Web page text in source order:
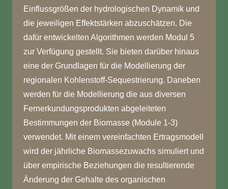
Einflussgrößen der hydrologischen Dynamik und
die jeweiligen Effektstärken abzuschätzen. Die
dafür entwickelten Algorithmen werden Modul 5
zur Verfügung gestellt. Sie bieten darüber hinaus
eine der Grundlagen für die Modellierung der
regionalen Kohlenstoff-Sequestrierung. Daneben
werden für die Modellierung die aus diversen
Fernerkundungsprodukten abgeleiteten
Bestimmungen der Biomasse (Module 1-3)
verwendet. Mit einem vereinfachten Ertragsmodell
wird der jährliche Biomassezuwachs simuliert und
über empirische Beziehungen die resultierende
Änderung der Gehalte des organischen